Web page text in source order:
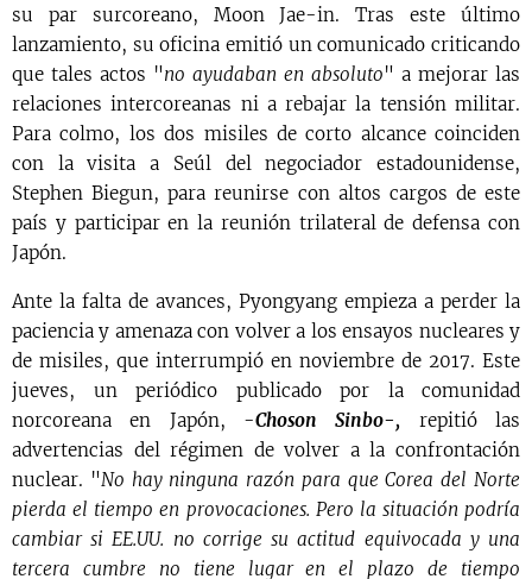
su par surcoreano, Moon Jae-in. Tras este último
lanzamiento, su oficina emitió un comunicado criticando
que tales actos "no ayudaban en absoluto" a mejorar las
relaciones intercoreanas ni a rebajar la tensión militar.
Para colmo, los dos misiles de corto alcance coinciden
con la visita a Seúl del negociador estadounidense,
Stephen Biegun, para reunirse con altos cargos de este
país y participar en la reunión trilateral de defensa con
Japón.
Ante la falta de avances, Pyongyang empieza a perder la
paciencia y amenaza con volver a los ensayos nucleares y
de misiles, que interrumpió en noviembre de 2017. Este
jueves, un periódico publicado por la comunidad
norcoreana en Japón, -Choson Sinbo-, repitió las
advertencias del régimen de volver a la confrontación
nuclear. "No hay ninguna razón para que Corea del Norte
pierda el tiempo en provocaciones. Pero la situación podría
cambiar si EE.UU. no corrige su actitud equivocada y una
tercera cumbre no tiene lugar en el plazo de tiempo